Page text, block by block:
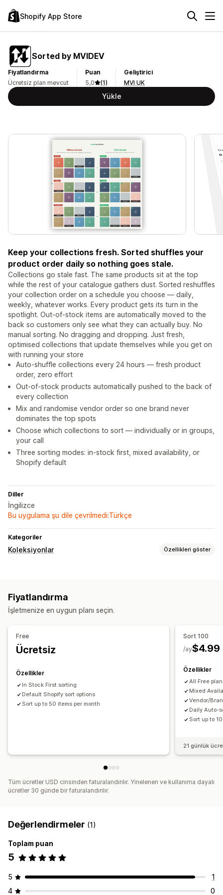
Shopify App Store
Sorted by MVIDEV
Fiyatlandırma
Ücretsiz plan mevcut
Puan
5,0
(1)
Geliştirici
MVI UK
Yükle
Keep your collections fresh. Sorted shuffles your
product order daily so nothing goes stale.
Collections go stale fast. The same products sit at the top
while the rest of your catalogue gathers dust. Sorted reshuffles
your collection order on a schedule you choose — daily,
weekly, whatever works. Every product gets its turn in the
spotlight. Out-of-stock items are automatically moved to the
back so customers only see what they can actually buy. No
manual sorting. No dragging and dropping. Just fresh,
optimised collections that update themselves while you get on
with running your store
Auto-shuffle collections every 24 hours — fresh product
order, zero effort
Out-of-stock products automatically pushed to the back of
every collection
Mix and randomise vendor order so one brand never
dominates the top spots
Choose which collections to sort — individually or in groups,
your call
Three sorting modes: in-stock first, mixed availability, or
Shopify default
Diller
İngilizce
Bu uygulama şu dile çevrilmedi:Türkçe
Kategoriler
Koleksiyonlar Özellikleri göster
Fiyatlandırma
İşletmenize en uygun planı seçin.
Free
Ücretsiz
Özellikler
In Stock First sorting
Default Shopify sort options
Sort up to 50 items per month
Sort 100
$4.99
/ay
Özellikler
All Free
Mixed
Vendor/
Daily Auto-
Sort up to
21 günlük
Tüm ücretler USD cinsinden faturalandırılır. Yinelenen ve kullanıma dayalı
ücretler 30 günde bir faturalandırılır.
Değerlendirmeler (1)
Toplam puan
5
5
1
4
0